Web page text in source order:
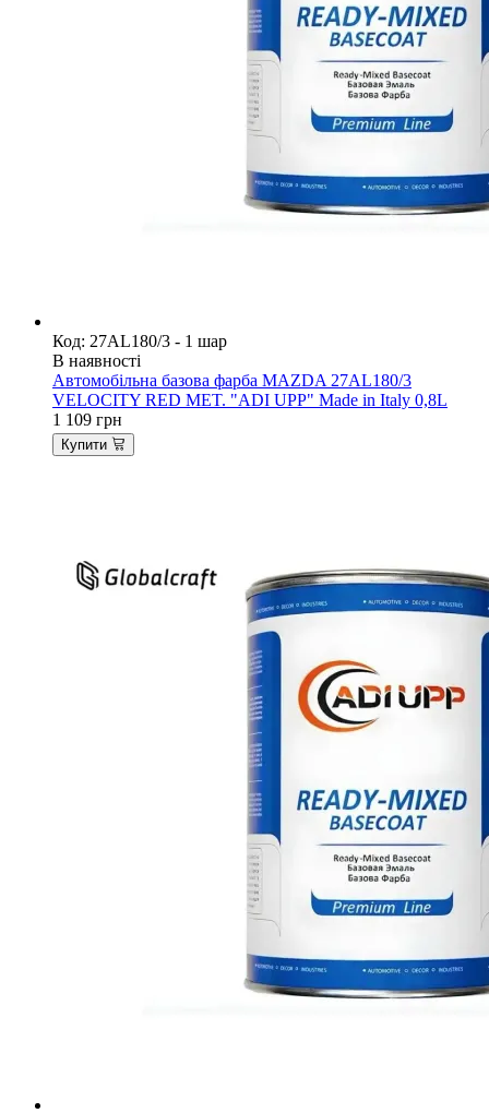
Код: 27AL180/3 - 1 шар
В наявності
Автомобільна базова фарба MAZDA 27AL180/3
VELOCITY RED MET. "ADI UPP" Made in Italy 0,8L
1 109 грн
Купити